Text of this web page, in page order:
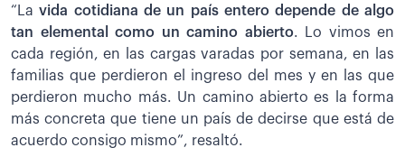
“La vida cotidiana de un país entero depende de algo
tan elemental como un camino abierto. Lo vimos en
cada región, en las cargas varadas por semana, en las
familias que perdieron el ingreso del mes y en las que
perdieron mucho más. Un camino abierto es la forma
más concreta que tiene un país de decirse que está de
acuerdo consigo mismo”, resaltó.